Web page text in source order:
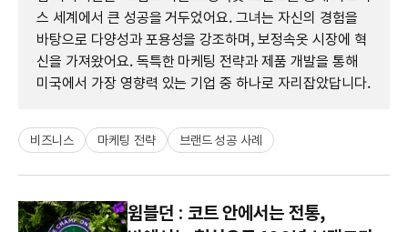
스 세계에서 큰 성공을 거두었어요. 그녀는 자신의 경험을
바탕으로 다양성과 포용성을 강조하며, 보정속옷 시장에 혁
신을 가져왔어요. 독특한 마케팅 전략과 제품 개발을 통해
미국에서 가장 영향력 있는 기업 중 하나로 자리잡았답니다.
비즈니스 마케팅 전략 브랜드 성공 사례
윔블던 : 코트 안에서는 전통,